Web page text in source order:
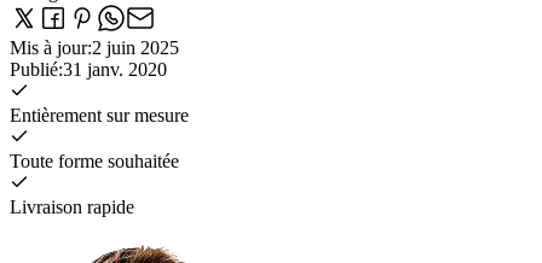
Mis à jour:2 juin 2025
Publié:31 janv. 2020
Entièrement sur mesure
Toute forme souhaitée
Livraison rapide